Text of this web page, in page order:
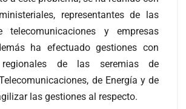
representantes de las
telecomunicaciones y empresas
ha efectuado gestiones con
regionales de las seremias de
de Energía y de
las gestiones al respecto.